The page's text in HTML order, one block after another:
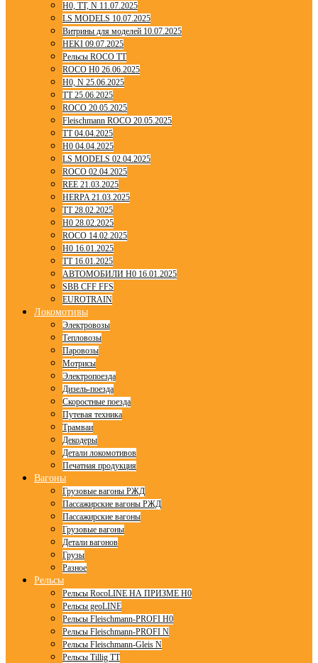
H0, TT, N 11.07.2025
LS MODELS 10.07.2025
Витрины для моделей 10.07.2025
HEKI 09.07.2025
Рельсы ROCO TT
ROCO H0 26.06.2025
H0, N 25.06.2025
TT 25.06.2025
ROCO 20.05.2025
Fleischmann ROCO 20.05.2025
TT 04.04.2025
H0 04.04.2025
LS MODELS 02.04.2025
ROCO 02.04.2025
REE 21.03.2025
HERPA 21.03.2025
TT 28.02.2025
H0 28.02.2025
ROCO 14.02.2025
H0 16.01.2025
TT 16.01.2025
АВТОМОБИЛИ H0 16.01.2025
SBB CFF FFS
EUROTRAIN
Локомотивы
Электровозы
Тепловозы
Паровозы
Мотрисы
Электропоезда
Дизель-поезда
Скоростные поезда
Путевая техника
Трамваи
Декодеры
Детали локомотивов
Печатная продукция
Вагоны
Грузовые вагоны РЖД
Пассажирские вагоны РЖД
Пассажирские вагоны
Грузовые вагоны
Детали вагонов
Грузы
Разное
Рельсы
Рельсы RocoLINE НА ПРИЗМЕ H0
Рельсы geoLINE
Рельсы Fleischmann-PROFI H0
Рельсы Fleischmann-PROFI N
Рельсы Fleischmann-Gleis N
Рельсы Tillig TT